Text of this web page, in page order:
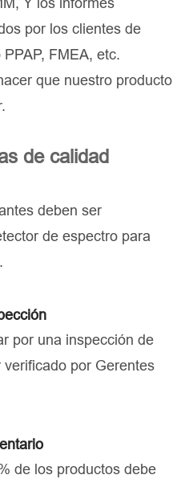
por los clientes de
FMEA, etc.
que nuestro producto
de calidad
deben ser
de espectro para
por una inspección de
por Gerentes
de los productos debe